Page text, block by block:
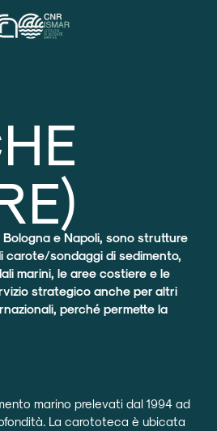
e Napoli, sono strutture
carote/sondaggi di sedimento,
marini, le aree costiere e le
strategico anche per altri
perché permette la
marino prelevati dal 1994 ad
La carototeca è ubicata